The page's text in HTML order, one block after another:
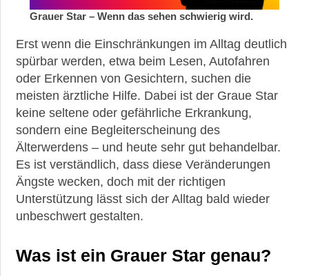
Grauer Star – Wenn das sehen schwierig wird.
Erst wenn die Einschränkungen im Alltag deutlich
spürbar werden, etwa beim Lesen, Autofahren
oder Erkennen von Gesichtern, suchen die
meisten ärztliche Hilfe. Dabei ist der Graue Star
keine seltene oder gefährliche Erkrankung,
sondern eine Begleiterscheinung des
Älterwerdens – und heute sehr gut behandelbar.
Es ist verständlich, dass diese Veränderungen
Ängste wecken, doch mit der richtigen
Unterstützung lässt sich der Alltag bald wieder
unbeschwert gestalten.
Was ist ein Grauer Star genau?